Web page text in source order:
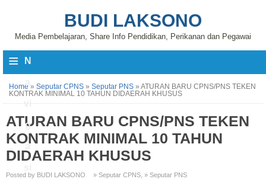
BUDI LAKSONO
Media Pembelajaran, Share Info Pendidikan, Perikanan dan Pegawai
≡ N
vi
g
a
Home » Seputar CPNS » Seputar PNS » ATURAN BARU CPNS/PNS TEKEN
KONTRAK MINIMAL 10 TAHUN DIDAERAH KHUSUS
ATURAN BARU CPNS/PNS TEKEN
KONTRAK MINIMAL 10 TAHUN
DIDAERAH KHUSUS
Posted by BUDI LAKSONO » Seputar CPNS » Seputar PNS